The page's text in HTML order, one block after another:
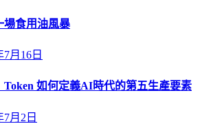
場食用油風暴
7月16日
如何定義AI時代的第五生產要素
7月2日